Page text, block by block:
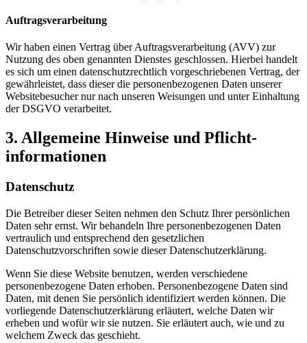
Auftragsverarbeitung
Wir haben einen Vertrag über Auftragsverarbeitung (AVV) zur
Nutzung des oben genannten Dienstes geschlossen. Hierbei handelt
es sich um einen datenschutzrechtlich vorgeschriebenen Vertrag, der
gewährleistet, dass dieser die personenbezogenen Daten unserer
Websitebesucher nur nach unseren Weisungen und unter Einhaltung
der DSGVO verarbeitet.
3. Allgemeine Hinweise und Pflicht­
informationen
Datenschutz
Die Betreiber dieser Seiten nehmen den Schutz Ihrer persönlichen
Daten sehr ernst. Wir behandeln Ihre personenbezogenen Daten
vertraulich und entsprechend den gesetzlichen
Datenschutzvorschriften sowie dieser Datenschutzerklärung.
Wenn Sie diese Website benutzen, werden verschiedene
personenbezogene Daten erhoben. Personenbezogene Daten sind
Daten, mit denen Sie persönlich identifiziert werden können. Die
vorliegende Datenschutzerklärung erläutert, welche Daten wir
erheben und wofür wir sie nutzen. Sie erläutert auch, wie und zu
welchem Zweck das geschieht.